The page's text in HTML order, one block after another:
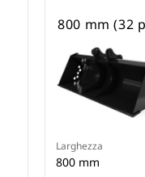
800 mm (32
Larghezza
800 mm